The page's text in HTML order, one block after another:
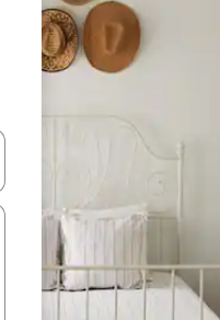
les flèches vers le haut